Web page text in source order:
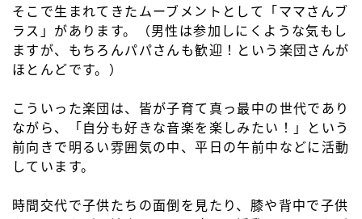
そこで生まれてきたムーブメントとして「ママさんブ
ラス」があります。（男性は参加しにくような気もし
ますが、もちろんパパさんも歓迎！という楽団さんが
ほとんどです。）
こういった楽団は、皆が子育て真っ最中の世代であり
ながら、「自分も好きな音楽を楽しみたい！」という
前向きで明るい雰囲気の中、平日の午前中などに活動
しています。
時間交代で子供たちの面倒を見たり、膝や背中で子供